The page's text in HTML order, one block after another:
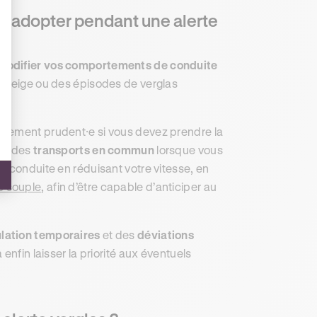
adopter pendant une alerte
modifier vos comportements de conduite
ou des épisodes de verglas
prudent⸱e si vous devez prendre la
des transports en communlorsque vous
conduite en réduisant votre vitesse, en
souple, afin d’être capable d’anticiper au
temporaires et desdéviations
laisser la priorité aux éventuels